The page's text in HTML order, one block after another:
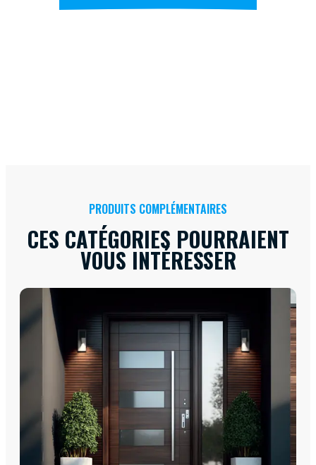
PRODUITS COMPLÉMENTAIRES
CES CATÉGORIES POURRAIENT
VOUS INTÉRESSER